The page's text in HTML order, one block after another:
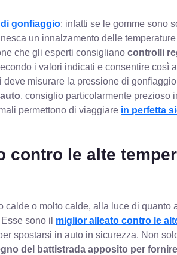
gonfiaggio: infatti se le gomme sono
un innalzamento delle
che gli esperti consiglianocontrolli
i valori indicati e consentire così
deve misurare la pressione di
, consiglio particolarmente prezioso
permettono di viaggiare in perfetta
contro le alte
o molto calde, alla luce di quanto
sono il miglior alleato contro le
spostarsi in auto in sicurezza. Non
del battistrada apposito per fornire